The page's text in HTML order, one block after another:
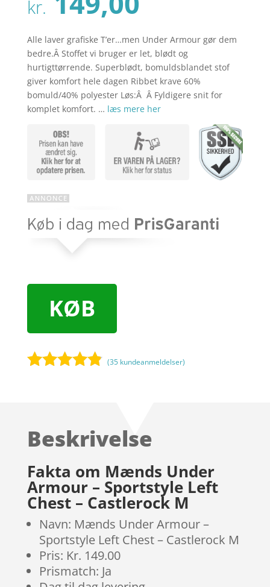
var:
kr.
kr.
pris
er:
kr.
Alle laver grafiske T’er…men Under Armour gør dem
bedre.Â Stoffet vi bruger er let, blødt og
hurtigttørrende. Superblødt, bomuldsblandet stof
giver komfort hele dagen Ribbet krave 60%
bomuld/40% polyester Løs:Â Â Fyldigere snit for
komplet komfort. … læs mere her
KØB
kundebedø
(35 kundeanmeldelser)
Beskrivelse
Fakta om Mænds Under
Armour – Sportstyle Left
Chest – Castlerock M
Navn: Mænds Under Armour –
Sportstyle Left Chest – Castlerock M
Pris: Kr. 149.00
Prismatch: Ja